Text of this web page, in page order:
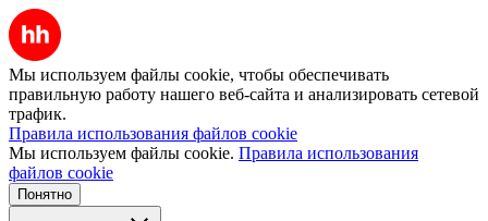
Мы используем файлы cookie, чтобы обеспечивать
правильную работу нашего веб-сайта и анализировать сетевой
трафик.
Правила использования файлов cookie
Мы используем файлы cookie. Правила использования
файлов cookie
Понятно